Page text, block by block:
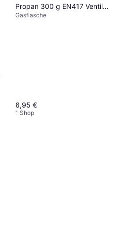
Propan 300 g EN417 Ventil
7/16"
Gasflasche
6,95 €
1 Shop